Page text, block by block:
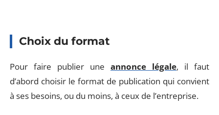
Choix du format
Pour faire publier une annonce légale, il faut
d’abord choisir le format de publication qui convient
à ses besoins, ou du moins, à ceux de l’entreprise.